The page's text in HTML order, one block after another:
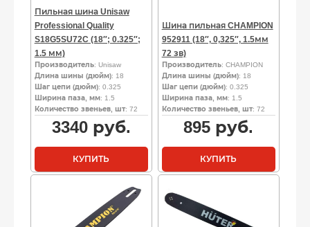
Пильная шина Unisaw
Professional Quality
S18G5SU72C (18″; 0.325″;
1.5 мм)
Производитель: Unisaw
Длина шины (дюйм): 18
Шаг цепи (дюйм): 0.325
Ширина паза, мм: 1.5
Количество звеньев, шт: 72
3340руб.
КУПИТЬ
Шина пильная CHAMPION
952911 (18″, 0,325″, 1.5мм
72 зв)
Производитель: CHAMPION
Длина шины (дюйм): 18
Шаг цепи (дюйм): 0.325
Ширина паза, мм: 1.5
Количество звеньев, шт: 72
895 руб.
КУПИТЬ